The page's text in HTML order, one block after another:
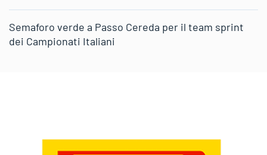
Semaforo verde a Passo Cereda per il team sprint
dei Campionati Italiani